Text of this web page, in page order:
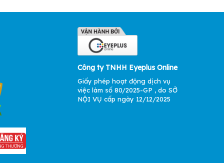
Công ty TNHH Eyeplus Online
Giấy phép hoạt động dịch vụ
việc làm số 80/2025-GP , do SỞ
NỘI VỤ cấp ngày 12/12/2025